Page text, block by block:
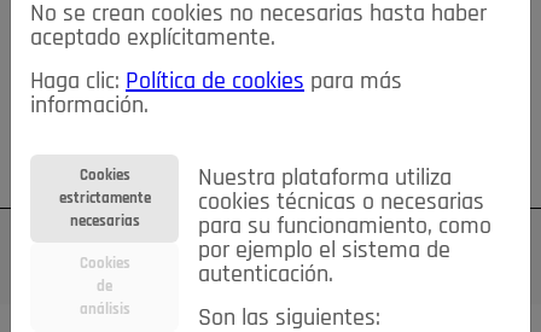
NOTICIAS SERVICIOS DE INTERÉS
TABLÓN DE ANUNCIOS MIS ANUNCIOS CONTACTO
NOSOTROS
Su cuenta Regístrese ¿Olvidó su contraseña?
No se crean cookies no necesarias hasta haber
aceptado explícitamente.
Haga clic: Política de cookies para más
información.
Cookies
estrictamente
necesarias
Cookies
de
análisis
Nuestra plataforma utiliza
cookies técnicas o necesarias
para su funcionamiento, como
por ejemplo el sistema de
autenticación.
Son las siguientes: